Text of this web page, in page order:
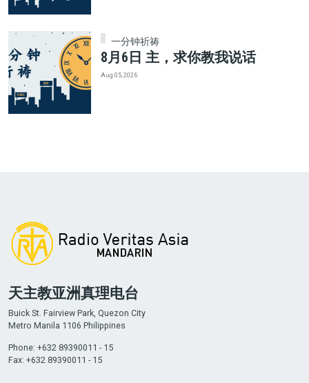
一分钟祈祷
8月6日 主，求你教我说话
Aug 05, 2026
天主教亚洲真理电台
Buick St. Fairview Park, Quezon City
Metro Manila 1106 Philippines
Phone: +632 89390011 - 15
Fax: +632 89390011 - 15